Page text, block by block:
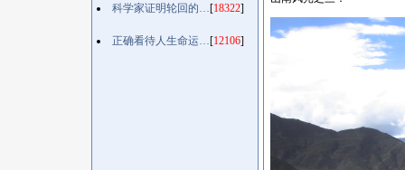
科学家证明轮回的…[18322]
正确看待人生命运…[12106]